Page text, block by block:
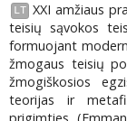
LT XXI amžiaus
teisių sąvokos
formuojant
žmogaus teisių
žmogiškosios
teorijas ir